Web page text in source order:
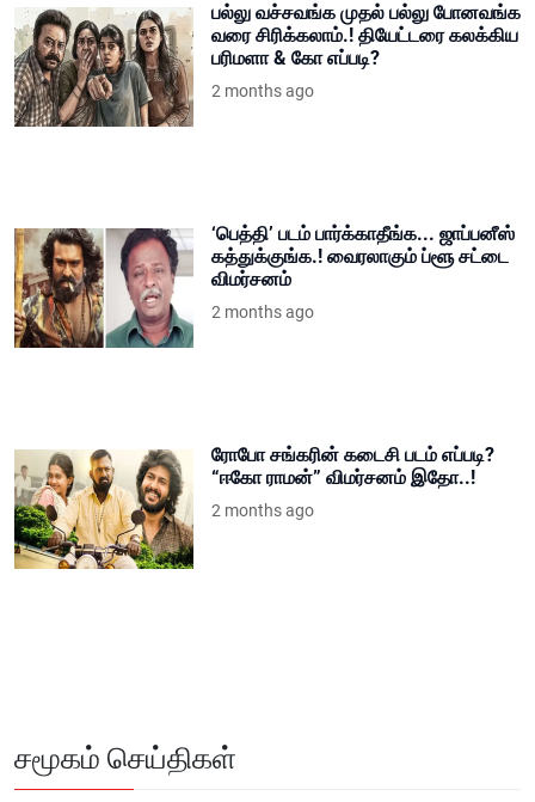
பல்லு வச்சவங்க முதல் பல்லு போனவங்க
வரை சிரிக்கலாம்.! தியேட்டரை கலக்கிய
பரிமளா & கோ எப்படி?
2 months ago
‘பெத்தி’ படம் பார்க்காதீங்க... ஜாப்பனீஸ்
கத்துக்குங்க.! வைரலாகும் ப்ளூ சட்டை
விமர்சனம்
2 months ago
ரோபோ சங்கரின் கடைசி படம் எப்படி?
“ஈகோ ராமன்” விமர்சனம் இதோ..!
2 months ago
சமூகம் செய்திகள்